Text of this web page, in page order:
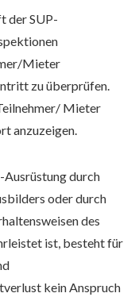
der SUP-
Mieter
zu überprüfen.
Mieter
anzuzeigen.
durch
oder durch
des
ist, besteht für
kein Anspruch